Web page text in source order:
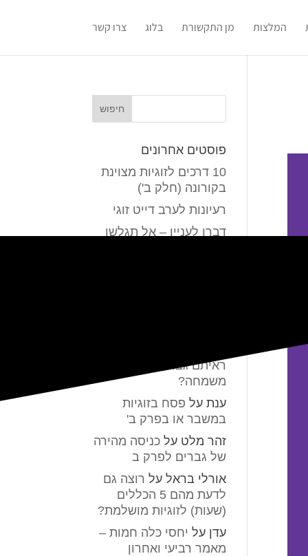
המלצות מן התקשורת בלוג צרו קשר
פוסטים אחרונים
10 דרכים לזוגיות מצוינת
בקורונה (חלק ב')
רעיונות לערב דייט זוגי
דברו לעניין – אל תגלשו
ראיתם גבר קופץ
משמחה?
ענת על פסח בזוגיות
במשבר או בפרק ב'
זהר מלט עלכניסה מהירה
של גברים לפרק ב
אורלי בראל על רוצה גם
לדעת מהם 5 הכללים
(שעות) לזוגיות מושלמת?
עדן על יחסי כלה חמות –
מאמר רביעי ואחרון